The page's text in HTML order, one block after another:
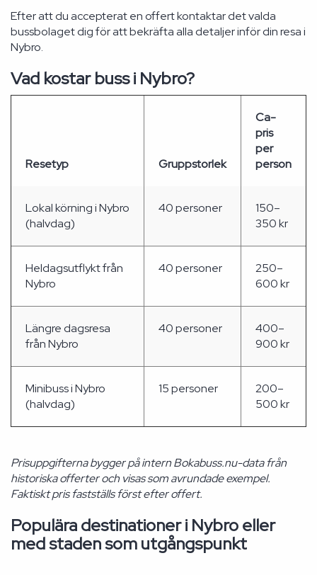
Efter att du accepterat en offert kontaktar det valda
bussbolaget dig för att bekräfta alla detaljer inför din resa i
Nybro.
Vad kostar buss i Nybro?
Resetyp Gruppstorlek
Ca-
pris
per
person
Lokal körning i Nybro
(halvdag)
40 personer
150–
350 kr
Heldagsutflykt från
Nybro
40 personer
250–
600 kr
Längre dagsresa
från Nybro
40 personer
400–
900 kr
Minibuss i Nybro
(halvdag)
15 personer
200–
500 kr
Prisuppgifterna bygger på intern Bokabuss.nu-data från
historiska offerter och visas som avrundade exempel.
Faktiskt pris fastställs först efter offert.
Populära destinationer i Nybro eller
med staden som utgångspunkt